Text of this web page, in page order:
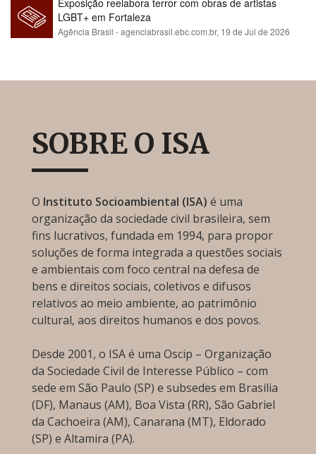
Exposição reelabora terror com obras de artistas
LGBT+ em Fortaleza
Agência Brasil - agenciabrasil.ebc.com.br, 19 de Jul de 2026
SOBRE O ISA
O Instituto Socioambiental (ISA) é uma
organização da sociedade civil brasileira, sem
fins lucrativos, fundada em 1994, para propor
soluções de forma integrada a questões sociais
e ambientais com foco central na defesa de
bens e direitos sociais, coletivos e difusos
relativos ao meio ambiente, ao patrimônio
cultural, aos direitos humanos e dos povos.
Desde 2001, o ISA é uma Oscip – Organização
da Sociedade Civil de Interesse Público – com
sede em São Paulo (SP) e subsedes em Brasília
(DF), Manaus (AM), Boa Vista (RR), São Gabriel
da Cachoeira (AM), Canarana (MT), Eldorado
(SP) e Altamira (PA).